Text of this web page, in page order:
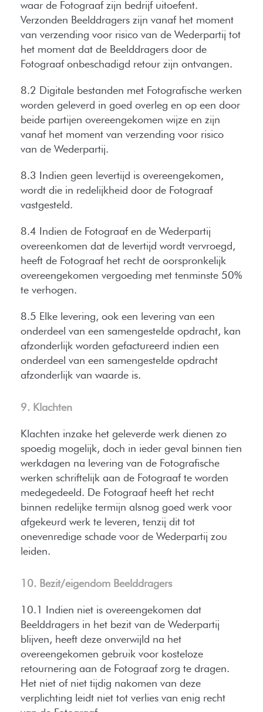
waar de Fotograaf zijn bedrijf uitoefent.
Verzonden Beelddragers zijn vanaf het moment
van verzending voor risico van de Wederpartij tot
het moment dat de Beelddragers door de
Fotograaf onbeschadigd retour zijn ontvangen.
8.2 Digitale bestanden met Fotografische werken
worden geleverd in goed overleg en op een door
beide partijen overeengekomen wijze en zijn
vanaf het moment van verzending voor risico
van de Wederpartij.
8.3 Indien geen levertijd is overeengekomen,
wordt die in redelijkheid door de Fotograaf
vastgesteld.
8.4 Indien de Fotograaf en de Wederpartij
overeenkomen dat de levertijd wordt vervroegd,
heeft de Fotograaf het recht de oorspronkelijk
overeengekomen vergoeding met tenminste 50%
te verhogen.
8.5 Elke levering, ook een levering van een
onderdeel van een samengestelde opdracht, kan
afzonderlijk worden gefactureerd indien een
onderdeel van een samengestelde opdracht
afzonderlijk van waarde is.
9. Klachten
Klachten inzake het geleverde werk dienen zo
spoedig mogelijk, doch in ieder geval binnen tien
werkdagen na levering van de Fotografische
werken schriftelijk aan de Fotograaf te worden
medegedeeld. De Fotograaf heeft het recht
binnen redelijke termijn alsnog goed werk voor
afgekeurd werk te leveren, tenzij dit tot
onevenredige schade voor de Wederpartij zou
leiden.
10. Bezit/eigendom Beelddragers
10.1 Indien niet is overeengekomen dat
Beelddragers in het bezit van de Wederpartij
blijven, heeft deze onverwijld na het
overeengekomen gebruik voor kosteloze
retournering aan de Fotograaf zorg te dragen.
Het niet of niet tijdig nakomen van deze
verplichting leidt niet tot verlies van enig recht
van de Fotograaf.